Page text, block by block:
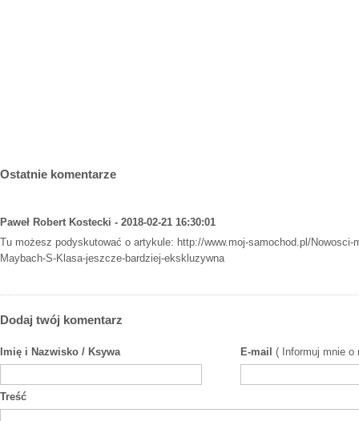
Ostatnie komentarze
Paweł Robert Kostecki - 2018-02-21 16:30:01
Tu możesz podyskutować o artykule: http://www.moj-samochod.pl/
Maybach-S-Klasa-jeszcze-bardziej-ekskluzywna
Dodaj twój komentarz
Imię i Nazwisko / Ksywa E-mail ( Informuj mnie o
Treść